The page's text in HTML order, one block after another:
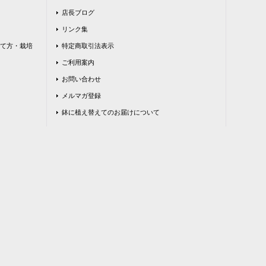
方・栽培
店長ブログ
リンク集
特定商取引法表示
ご利用案内
お問い合わせ
メルマガ登録
鉢に植え替えてのお届けについて